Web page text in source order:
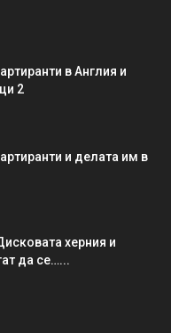
в Англия и
2
и делата им в
херния и
да се…...